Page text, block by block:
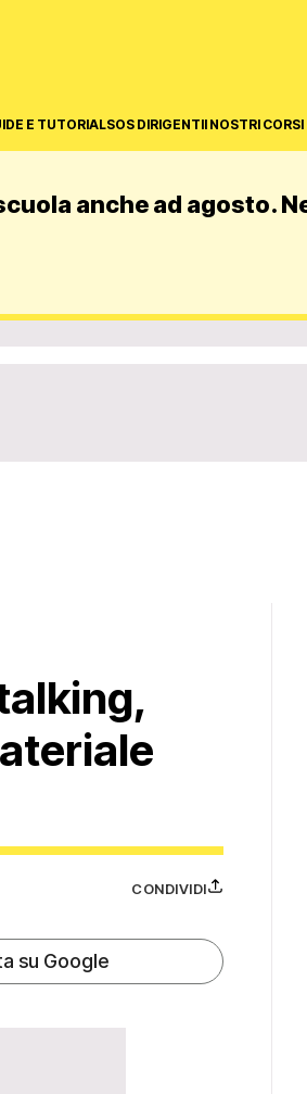
E TUTORIALSOS DIRIGENTII NOSTRI CORSI
anche ad agosto.
CONDIVIDI
su Google